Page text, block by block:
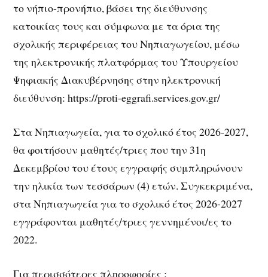
το νήπιο-προνήπιο, βάσει της διεύθυνσης
κατοικίας τους και σύμφωνα με τα όρια της
σχολικής περιφέρειας του Νηπιαγωγείου, μέσω
της ηλεκτρονικής πλατφόρμας του Υπουργείου
Ψηφιακής Διακυβέρνησης στην ηλεκτρονική
διεύθυνση: https://proti-eggrafi.services.gov.gr/
Στα Νηπιαγωγεία, για το σχολικό έτος 2026-2027,
θα φοιτήσουν μαθητές/τριες που την 31η
Δεκεμβρίου του έτους εγγραφής συμπληρώνουν
την ηλικία των τεσσάρων (4) ετών. Συγκεκριμένα,
στα Νηπιαγωγεία για το σχολικό έτος 2026-2027
εγγράφονται μαθητές/τριες γεννημένοι/ες το
2022.
Για περισσότερες πληροφορίες :